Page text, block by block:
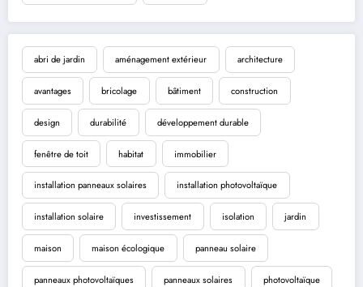
abri de jardin aménagement extérieur architecture
avantages bricolage bâtiment construction
design durabilité développement durable
fenêtre de toit habitat immobilier
installation panneaux solaires installation photovoltaïque
installation solaire investissement isolation jardin
maison maison écologique panneau solaire
panneaux photovoltaïques panneaux solaires photovoltaïque